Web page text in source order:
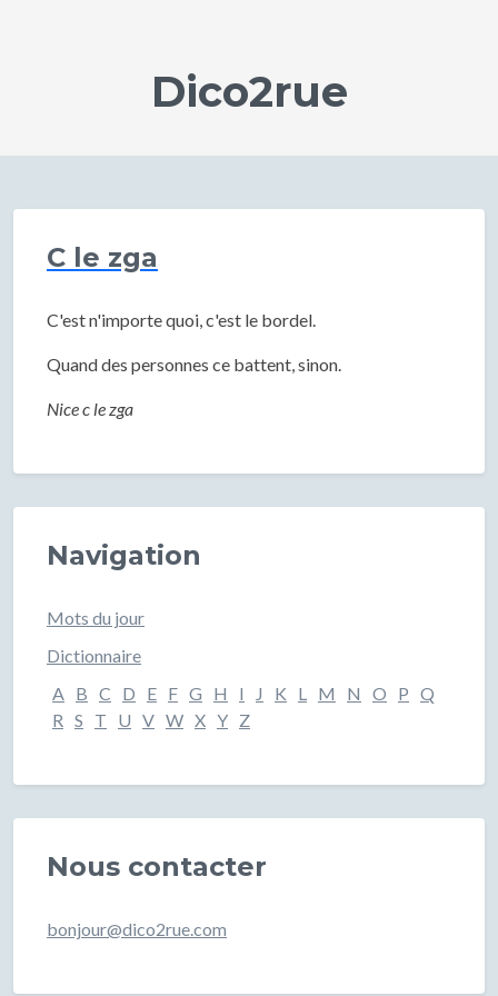
Dico2rue
C le zga
C'est n'importe quoi, c'est le bordel.
Quand des personnes ce battent, sinon.
Nice c le zga
Navigation
Mots du jour
Dictionnaire
A B C D E F G H I J K L M N O P Q
R S T U V W X Y Z
Nous contacter
bonjour@dico2rue.com